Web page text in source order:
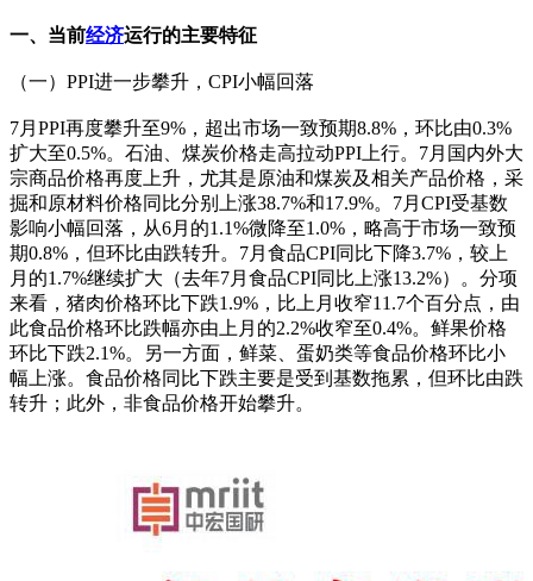
一、当前经济运行的主要特征
（一）PPI进一步攀升，CPI小幅回落
7月PPI再度攀升至9%，超出市场一致预期8.8%，环比由0.3%
扩大至0.5%。石油、煤炭价格走高拉动PPI上行。7月国内外大
宗商品价格再度上升，尤其是原油和煤炭及相关产品价格，采
掘和原材料价格同比分别上涨38.7%和17.9%。7月CPI受基数
影响小幅回落，从6月的1.1%微降至1.0%，略高于市场一致预
期0.8%，但环比由跌转升。7月食品CPI同比下降3.7%，较上
月的1.7%继续扩大（去年7月食品CPI同比上涨13.2%）。分项
来看，猪肉价格环比下跌1.9%，比上月收窄11.7个百分点，由
此食品价格环比跌幅亦由上月的2.2%收窄至0.4%。鲜果价格
环比下跌2.1%。另一方面，鲜菜、蛋奶类等食品价格环比小
幅上涨。食品价格同比下跌主要是受到基数拖累，但环比由跌
转升；此外，非食品价格开始攀升。